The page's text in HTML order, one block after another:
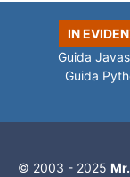
IN
Guida
Guida
© 2003 - 2025